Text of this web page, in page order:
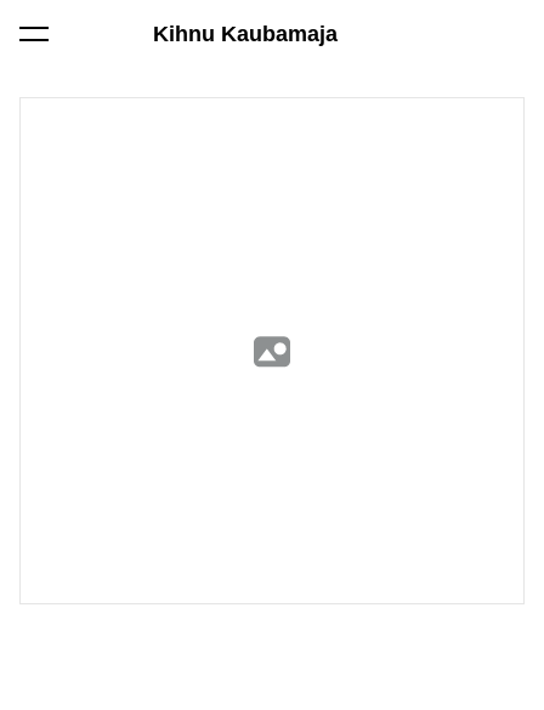
Kihnu Kaubamaja
lisati ostukorvi. Vaata ostukorvi